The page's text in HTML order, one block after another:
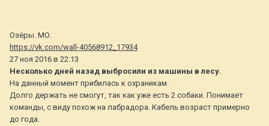
Озёры. МО.
https://vk.com/wall-40568912_17934
27 ноя 2016 в 22:13
Несколько дней назад выбросили из машины в лесу.
На данный момент прибилась к охраникам.
Долго держать не смогут, так как уже есть 2 собаки. Понимает
команды, с виду похож на лабрадора. Кабель.возраст примерно
до года.